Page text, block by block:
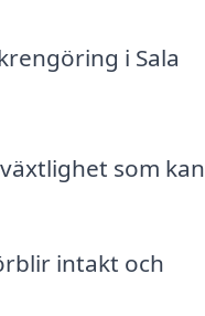
i Sala
som kan
intakt och